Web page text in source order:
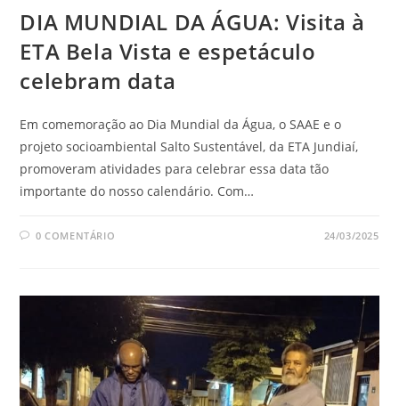
DIA MUNDIAL DA ÁGUA: Visita à
ETA Bela Vista e espetáculo
celebram data
Em comemoração ao Dia Mundial da Água, o SAAE e o
projeto socioambiental Salto Sustentável, da ETA Jundiaí,
promoveram atividades para celebrar essa data tão
importante do nosso calendário. Com…
0 COMENTÁRIO 24/03/2025